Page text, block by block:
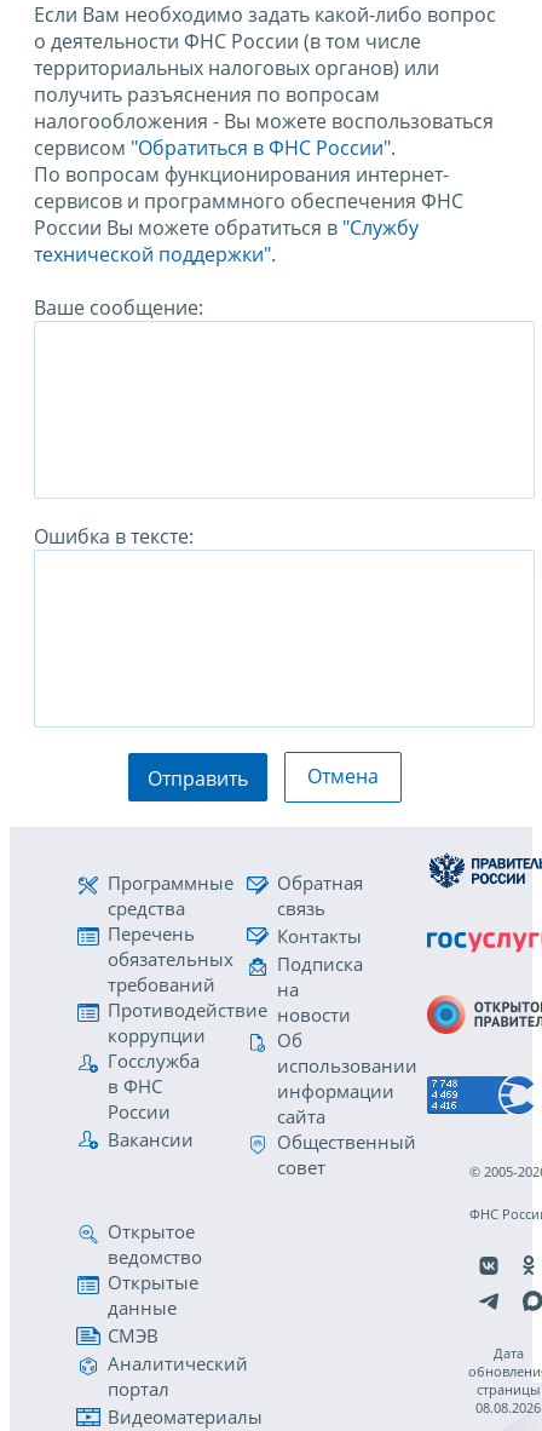
Если Вам необходимо задать какой-либо вопрос
о деятельности ФНС России (в том числе
территориальных налоговых органов) или
получить разъяснения по вопросам
налогообложения - Вы можете воспользоваться
сервисом "Обратиться в ФНС России".
По вопросам функционирования интернет-
сервисов и программного обеспечения ФНС
России Вы можете обратиться в "Службу
технической поддержки".
Ваше сообщение:
Ошибка в тексте:
Отправить Отмена
Программные
средства
Перечень
обязательных
требований
Противодействие
коррупции
Госслужба
в ФНС
России
Вакансии
Обратная
связь
Контакты
Подписка
на
новости
Об
использовании
информации
сайта
Общественный
совет
Открытое
ведомство
Открытые
данные
СМЭВ
Аналитический
портал
Видеоматериалы
© 2005-
ФНС
Дата
страницы
08.08.2026